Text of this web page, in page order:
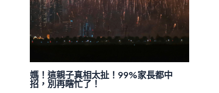
媽！這親子真相太扯！99%家長都中
招，別再瞎忙了！